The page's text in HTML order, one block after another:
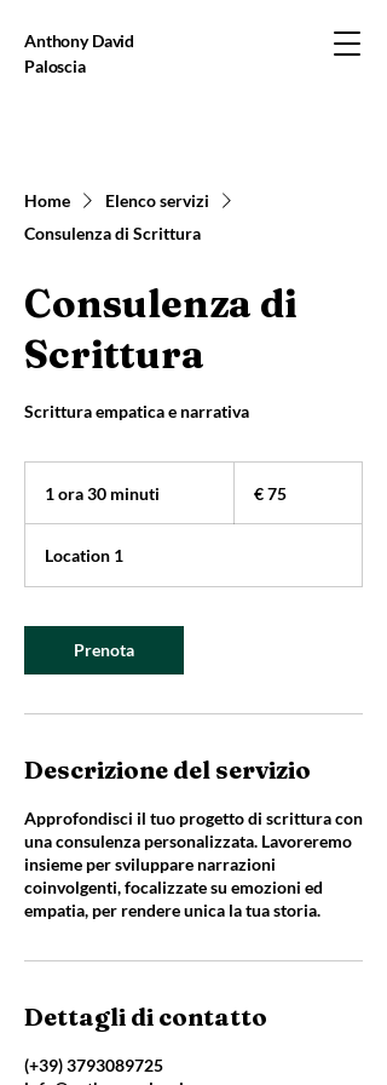
Anthony David
Paloscia
Home
Elenco servizi
Consulenza di Scrittura
Consulenza di
Scrittura
Scrittura empatica e narrativa
1 ora 30 minuti
0
i
u
€ 75
Location 1
Prenota
Descrizione del servizio
Approfondisci il tuo progetto di scrittura con
una consulenza personalizzata. Lavoreremo
insieme per sviluppare narrazioni
coinvolgenti, focalizzate su emozioni ed
empatia, per rendere unica la tua storia.
Dettagli di contatto
(+39) 3793089725